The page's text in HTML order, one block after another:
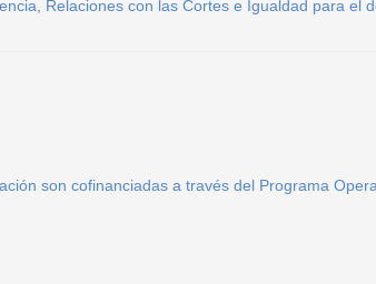
Relaciones con las Cortes e Igualdad para el
son cofinanciadas a través del Programa